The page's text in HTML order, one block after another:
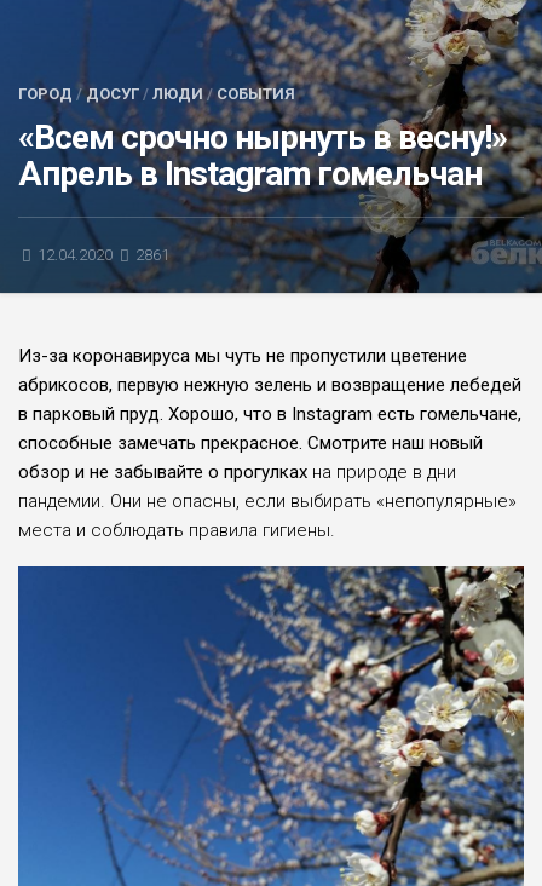
АФИША
ГОРОД /ДОСУГ / ЛЮДИ / СОБЫТИЯ
«Всем срочно нырнуть в весну!»
Апрель в Instagram гомельчан
12.04.2020 2861
Из-за коронавируса мы чуть не пропустили цветение
абрикосов, первую нежную зелень и возвращение лебедей
в парковый пруд. Хорошо, что в Instagram есть гомельчане,
способные замечать прекрасное. Смотрите наш новый
обзор и не забывайте о прогулках на природе в дни
пандемии. Они не опасны, если выбирать «непопулярные»
места и соблюдать правила гигиены.